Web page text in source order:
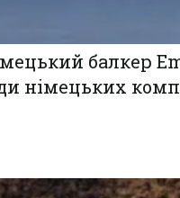
балкер
німецьких